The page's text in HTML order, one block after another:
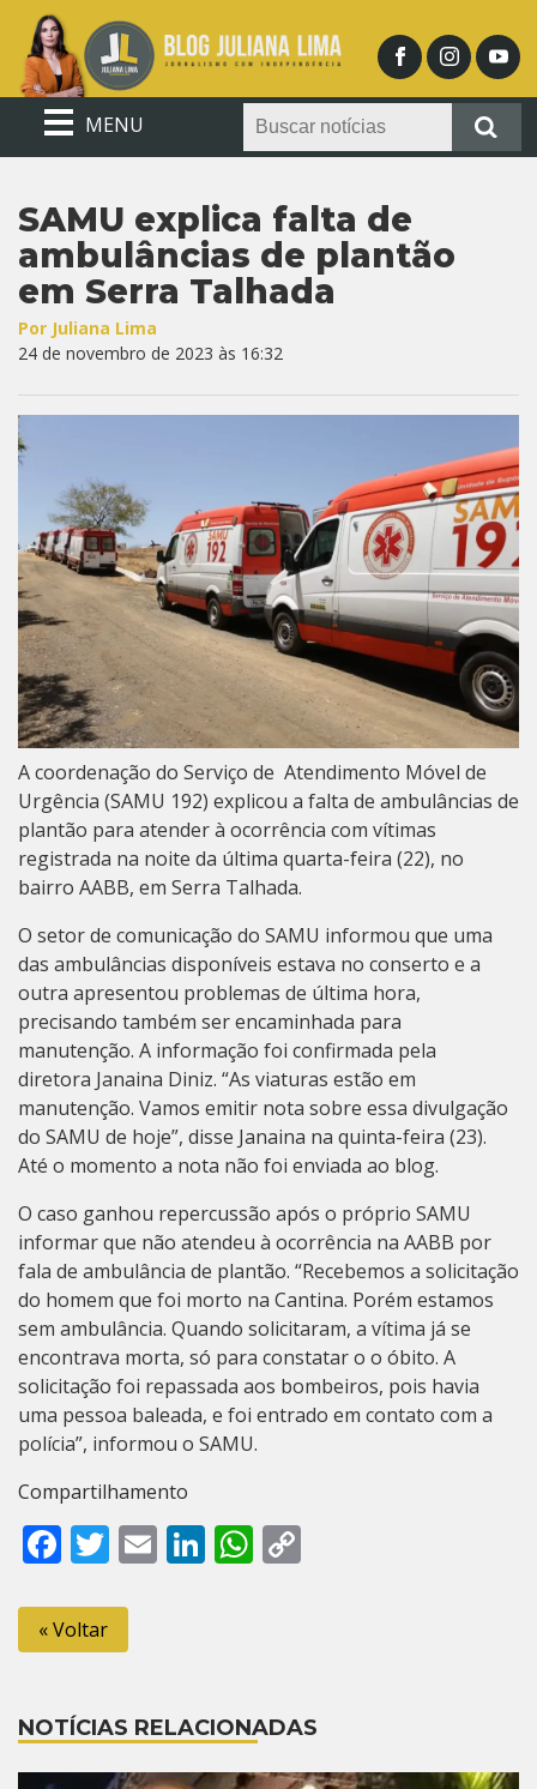
MENU
SAMU explica falta de
ambulâncias de plantão
em Serra Talhada
Por Juliana Lima
24 de novembro de 2023 às 16:32
A coordenação do Serviço de Atendimento Móvel de
Urgência (SAMU 192) explicou a falta de ambulâncias de
plantão para atender à ocorrência com vítimas
registrada na noite da última quarta-feira (22), no
bairro AABB, em Serra Talhada.
O setor de comunicação do SAMU informou que uma
das ambulâncias disponíveis estava no conserto e a
outra apresentou problemas de última hora,
precisando também ser encaminhada para
manutenção. A informação foi confirmada pela
diretora Janaina Diniz. “As viaturas estão em
manutenção. Vamos emitir nota sobre essa divulgação
do SAMU de hoje”, disse Janaina na quinta-feira (23).
Até o momento a nota não foi enviada ao blog.
O caso ganhou repercussão após o próprio SAMU
informar que não atendeu à ocorrência na AABB por
fala de ambulância de plantão. “Recebemos a solicitação
do homem que foi morto na Cantina. Porém estamos
sem ambulância. Quando solicitaram, a vítima já se
encontrava morta, só para constatar o o óbito. A
solicitação foi repassada aos bombeiros, pois havia
uma pessoa baleada, e foi entrado em contato com a
polícia”, informou o SAMU.
Compartilhamento
Facebook
Twitter
EmailLinkedIn
WhatsApp
« Voltar
NOTÍCIAS RELACIONADAS